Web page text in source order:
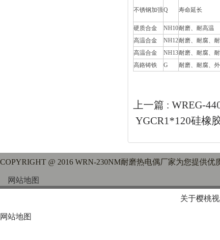
不锈钢加强Q 寿命延长
硬质合金 NH10耐磨、耐高温
高温合金
NH12耐磨、耐腐
高温合金
NH13耐磨、耐腐
高鉻铸铁
G 耐磨、耐腐
上一篇 : WREG-
YGCR1*120硅橡
COPYRIGHT @ 2016 WRN-230NM耐磨热电偶厂家为您提供优
网站地图
关于樱桃
网站地图